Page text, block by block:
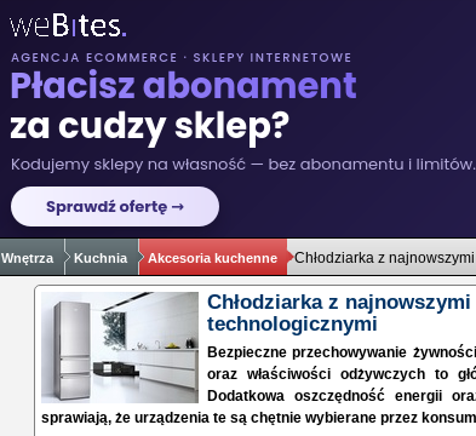
Wnętrza Kuchnia Akcesoria kuchenne Chłodziarka z
Chłodziarka z
technologicznymi
Bezpieczne przechowywanie
oraz właściwości odżywczych to
Dodatkowa oszczędność energii
sprawiają, że urządzenia te są chętnie wybierane przez